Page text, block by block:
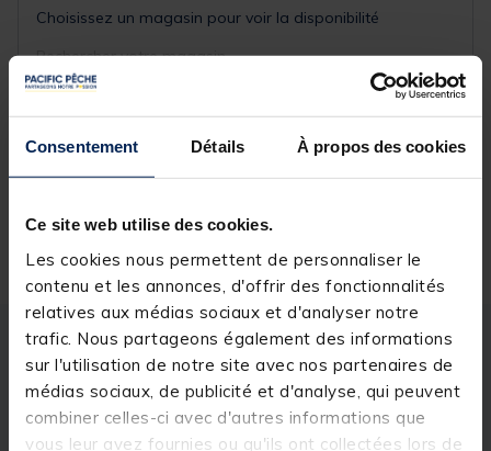
Consentement Détails À propos des cookies
Ce site web utilise des cookies.
Les cookies nous permettent de personnaliser le
contenu et les annonces, d'offrir des fonctionnalités
relatives aux médias sociaux et d'analyser notre
trafic. Nous partageons également des informations
sur l'utilisation de notre site avec nos partenaires de
médias sociaux, de publicité et d'analyse, qui peuvent
combiner celles-ci avec d'autres informations que
vous leur avez fournies ou qu'ils ont collectées lors de
Choisissez un magasin pour voir la disponibilité
Rechercher votre magasin
Livraison gratuite en point relais et magasin
Retour gratuit, 1 mois pour changer d’avis
Description Spécifications
Description & détails